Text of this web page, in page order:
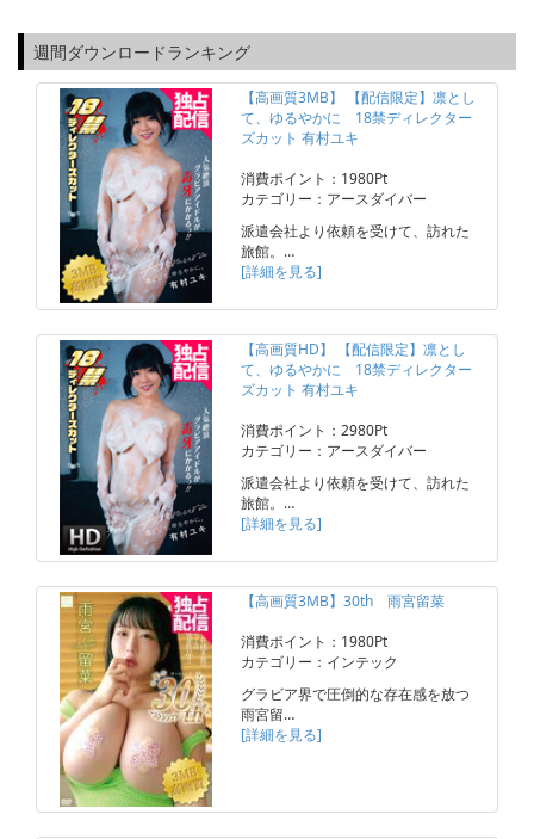
週間ダウンロードランキング
【高画質3MB】 【配信限定】凛とし
て、ゆるやかに 18禁ディレクター
ズカット 有村ユキ
消費ポイント：1980Pt
カテゴリー：アースダイバー
派遣会社より依頼を受けて、訪れた
旅館。…
[詳細を見る]
【高画質HD】 【配信限定】凛とし
て、ゆるやかに 18禁ディレクター
ズカット 有村ユキ
消費ポイント：2980Pt
カテゴリー：アースダイバー
派遣会社より依頼を受けて、訪れた
旅館。…
[詳細を見る]
【高画質3MB】30th 雨宮留菜
消費ポイント：1980Pt
カテゴリー：インテック
グラビア界で圧倒的な存在感を放つ
雨宮留…
[詳細を見る]